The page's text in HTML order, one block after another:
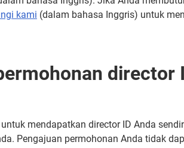
kami (dalam bahasa Inggris) untuk
director
mendapatkan director ID Anda
Pengajuan permohonan Anda tidak